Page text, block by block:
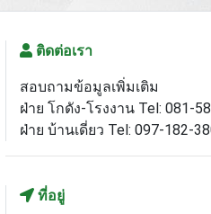
ติดต่อเรา
สอบถามข้อมูลเพิ่มเติม
ฝ่าย โกดัง-โรงงาน Tel: 081-
ฝ่าย บ้านเดี่ยว Tel: 097-182-
ที่อยู่